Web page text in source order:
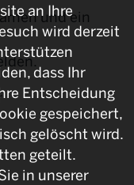
an Ihre
wird derzeit
dass Ihr
Entscheidung
gespeichert,
gelöscht wird.
geteilt.
in unserer
und ein